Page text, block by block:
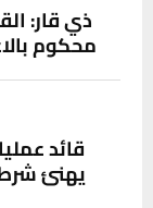
ذي قار:
محكوم
قائد
يهنئ